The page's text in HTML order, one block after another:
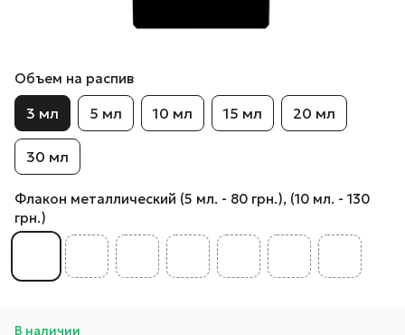
Объем на распив
3 мл 5 мл 10 мл 15 мл 20 мл
30 мл
Флакон металлический (5 мл. - 80 грн.), (10 мл. - 130
грн.)
В наличии